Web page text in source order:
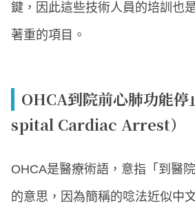
鍵，因此這些技術人員的培訓也
著重的項目。
OHCA到院前心肺功能
spital Cardiac Arrest）
OHCA是醫療術語，意指「到醫
的意思，因為簡稱的唸法近似中